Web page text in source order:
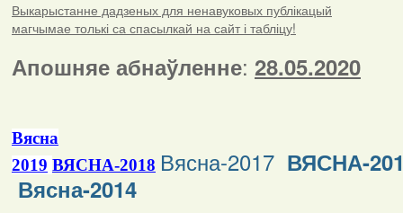
Выкарыстанне дадзеных для ненавуковых публікацый
магчымае толькі са спасылкай на сайт і табліцу!
Апошняе абнаўленне: 28.05.2020
Вясна
2019 ВЯСНА-2018 Вясна-2017 ВЯСНА-
Вясна-2014